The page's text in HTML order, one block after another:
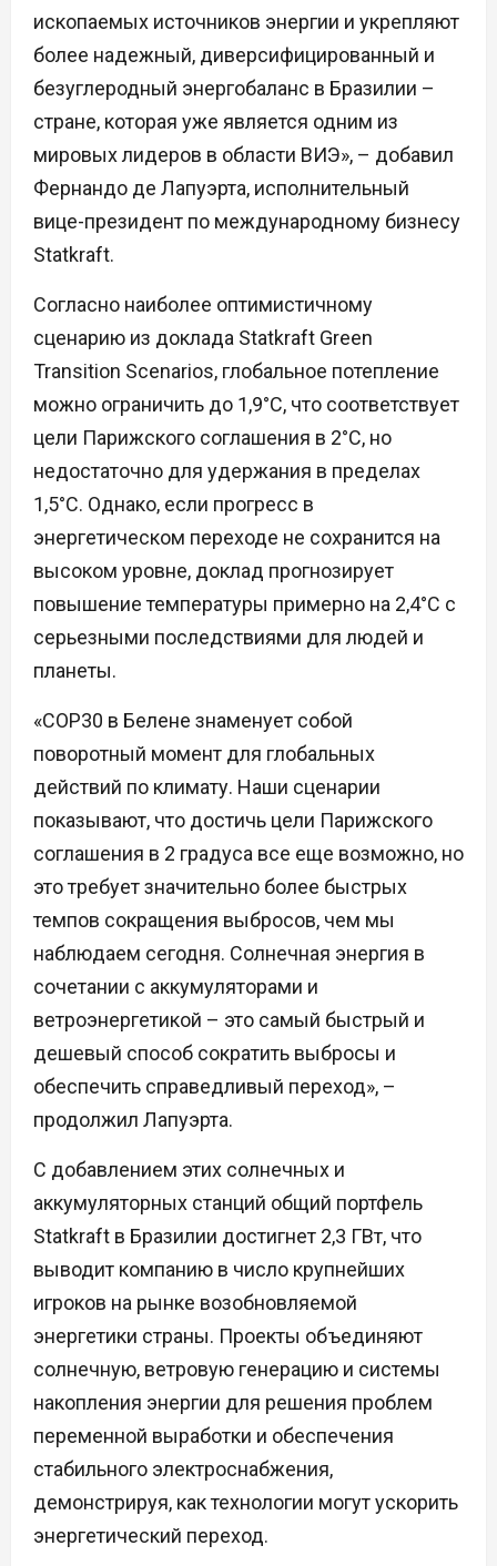
ископаемых источников энергии и укрепляют
более надежный, диверсифицированный и
безуглеродный энергобаланс в Бразилии –
стране, которая уже является одним из
мировых лидеров в области ВИЭ», – добавил
Фернандо де Лапуэрта, исполнительный
вице-президент по международному бизнесу
Statkraft.
Согласно наиболее оптимистичному
сценарию из доклада Statkraft Green
Transition Scenarios, глобальное потепление
можно ограничить до 1,9°C, что соответствует
цели Парижского соглашения в 2°C, но
недостаточно для удержания в пределах
1,5°C. Однако, если прогресс в
энергетическом переходе не сохранится на
высоком уровне, доклад прогнозирует
повышение температуры примерно на 2,4°C с
серьезными последствиями для людей и
планеты.
«COP30 в Белене знаменует собой
поворотный момент для глобальных
действий по климату. Наши сценарии
показывают, что достичь цели Парижского
соглашения в 2 градуса все еще возможно, но
это требует значительно более быстрых
темпов сокращения выбросов, чем мы
наблюдаем сегодня. Солнечная энергия в
сочетании с аккумуляторами и
ветроэнергетикой – это самый быстрый и
дешевый способ сократить выбросы и
обеспечить справедливый переход», –
продолжил Лапуэрта.
С добавлением этих солнечных и
аккумуляторных станций общий портфель
Statkraft в Бразилии достигнет 2,3 ГВт, что
выводит компанию в число крупнейших
игроков на рынке возобновляемой
энергетики страны. Проекты объединяют
солнечную, ветровую генерацию и системы
накопления энергии для решения проблем
переменной выработки и обеспечения
стабильного электроснабжения,
демонстрируя, как технологии могут ускорить
энергетический переход.